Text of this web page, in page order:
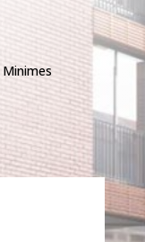
Minimes